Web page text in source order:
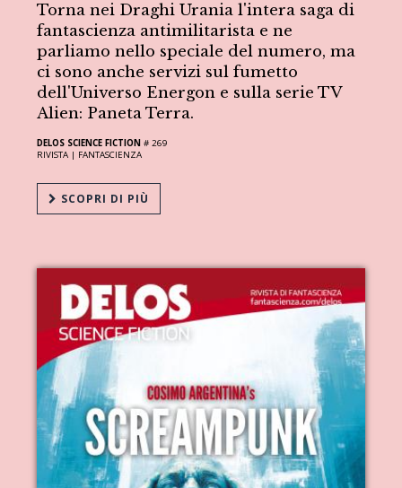
Torna nei Draghi Urania l'intera saga di
fantascienza antimilitarista e ne
parliamo nello speciale del numero, ma
ci sono anche servizi sul fumetto
dell'Universo Energon e sulla serie TV
Alien: Paneta Terra.
DELOS SCIENCE FICTION # 269
RIVISTA | FANTASCIENZA
SCOPRI DI PIÙ